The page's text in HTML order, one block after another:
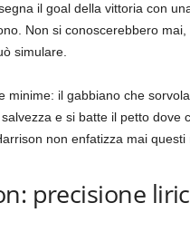
il goal della vittoria con
Non si conoscerebbero
simulare.
minime: il gabbiano che
e si batte il petto dove
non enfatizza mai
precisione